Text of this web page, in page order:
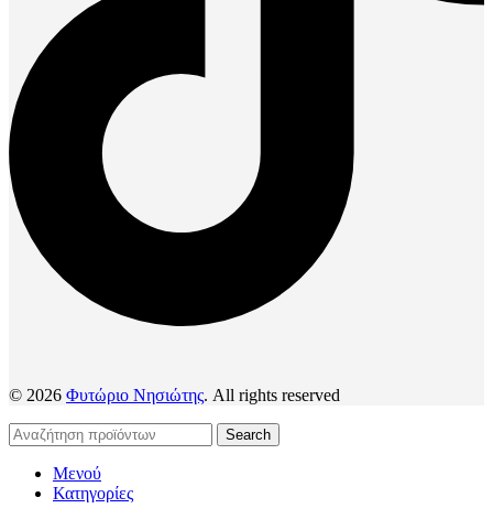
© 2026 Φυτώριο Νησιώτης. All rights reserved
Search
Μενού
Κατηγορίες